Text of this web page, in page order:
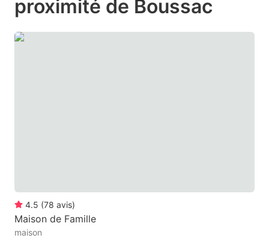
mark
key
mark
key
proximité de Boussac
4.5 (78 avis)
Maison de Famille
maison